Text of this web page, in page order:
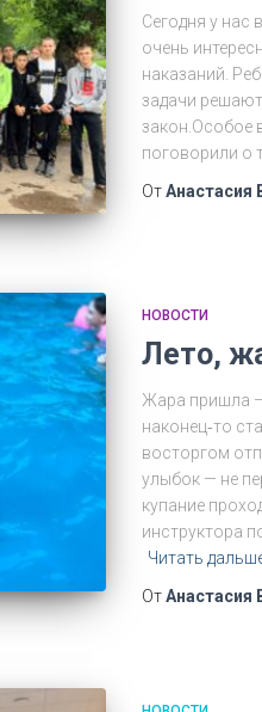
Сегодня у нас
очень
наказаний.
задачи
закон.Особое
поговорили о
ОтАнастасия
НОВОСТИ
Лето,
Жара пришла —
наконец‑то
восторгом
улыбок — не
купание
инструктора
Читать
ОтАнастасия